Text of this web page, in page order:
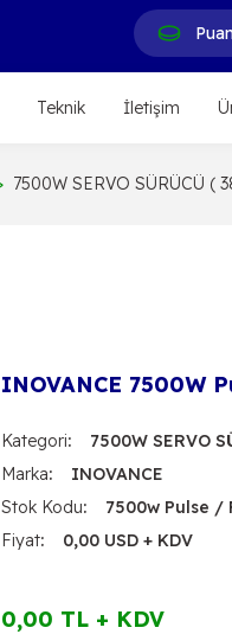
Teknik İletişim
7500W SERVO SÜRÜCÜ (
INOVANCE 7500W
Kategori
7500W SERVO
Marka
INOVANCE
Stok Kodu
7500w Pulse /
Fiyat
0,00 USD + KDV
0,00 TL + KDV